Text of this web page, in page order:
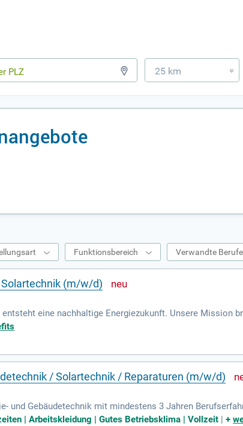
25 km »
Funktionsbereich Verwandte Berufe
(m/w/d)
eine nachhaltige Energiezukunft. Unsere Mission
einer sinnvollen Herausforderung? Werde Teil unseres
um aktiv zur grünen Energieversorgung beizutragen.
nachhaltige Zukunft.
/ Solartechnik / Reparaturen (m/w/d)
und Gebäudetechnik mit mindestens 3 Jahren
Fähigkeiten und eigenverantwortliche
| Arbeitskleidung | Gutes Betriebsklima | Vollzeit |+